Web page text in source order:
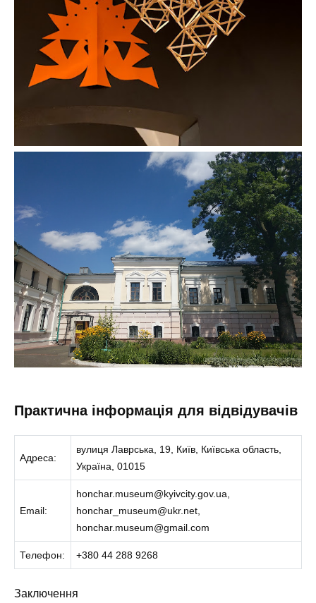
Практична інформація для відвідувачів
Адреса:
вулиця Лаврська, 19, Київ, Київська область,
Україна, 01015
Email:
honchar.museum@kyivcity.gov.ua,
honchar_museum@ukr.net,
honchar.museum@gmail.com
Телефон: +380 44 288 9268
Заключення